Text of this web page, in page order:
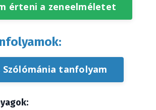
érteni a zeneelméletet
Szólómánia tanfolyam